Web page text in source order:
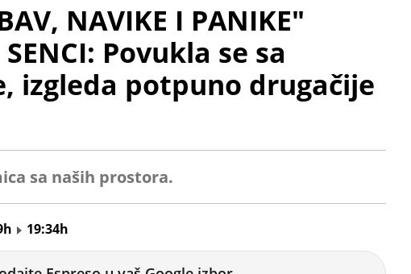
NAVIKE I PANIKE"
Povukla se sa
izgleda potpuno drugačije
sa naših prostora.
19:34h